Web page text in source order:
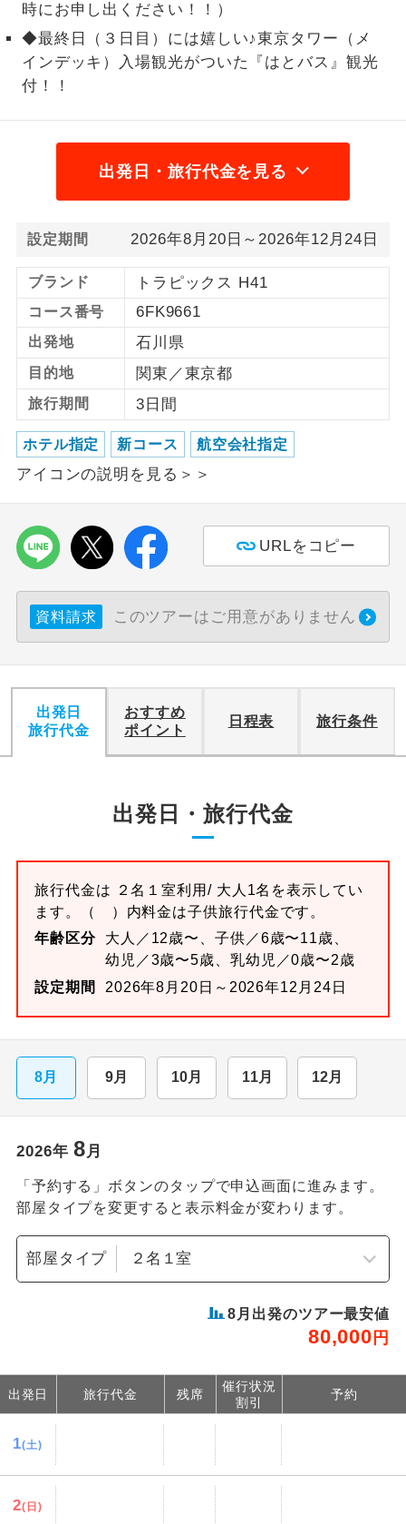
時にお申し出ください！！）
◆最終日（３日目）には嬉しい♪東京タワー（メ
インデッキ）入場観光がついた『はとバス』観光
付！！
出発日・旅行代金を見る
設定期間 2026年8月20日～2026年12月24日
ブランド トラピックス H41
コース番号 6FK9661
出発地 石川県
目的地 関東／東京都
旅行期間 3日間
ホテル指定 新コース 航空会社指定
アイコンの説明を見る＞＞
URLをコピー
資料請求 このツアーはご用意がありません
出発日
旅行代金
おすすめ
ポイント
日程表 旅行条件
出発日・旅行代金
旅行代金は ２名１室利用/ 大人1名を表示してい
ます。
（ ）内料金は子供旅行代金です。
年齢区分
大人／12歳〜、子供／6歳〜11歳、
幼児／3歳〜5歳、乳幼児／0歳〜2歳
設定期間
2026年8月20日～2026年12月24日
8月 9月 10月 11月 12月
2026年 8月
「予約する」ボタンのタップで申込画面に進みます。
部屋タイプを変更すると表示料金が変わります。
部屋タイプ
8 月出発のツアー最安値
80,000 円
出発日 旅行代金 残席
催行状況
割引
予約
1(土)
2(日)
す。
おひとり様参
加限定
おひとり様限定でご参加いただけるコー
スです。
金
ご夫婦限定
ご夫婦限定でご参加いただけるコースで
女性限定
す。
年齢制限あり
ご参加にあたり年齢に制限があるコース
です。
航空会社指定
利用航空会社が指定なので、ご出発の計
画にとても便利です。
ホテル指定
ご紹介するホテルを指定したコースで
す。
おひとり様バ
ス2席利用
おひとり様でバス席を2席利⽤できま
す。